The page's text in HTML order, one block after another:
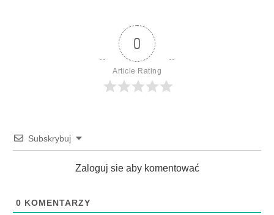
0
Article Rating
Subskrybuj
Zaloguj sie aby komentować
0 KOMENTARZY